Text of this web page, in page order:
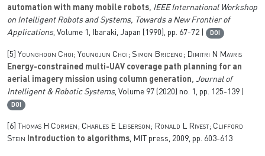
automation with many mobile robots, IEEE International Workshop
on Intelligent Robots and Systems, Towards a New Frontier of
Applications, Volume 1 , Ibaraki, Japan (1990), pp. 67-72 | DOI
[5] Younghoon Choi; Youngjun Choi; Simon Briceno; Dimitri N Mavris
Energy-constrained multi-UAV coverage path planning for an
aerial imagery mission using column generation, Journal of
Intelligent & Robotic Systems, Volume 97 (2020) no. 1, pp. 125-139 |
DOI
[6]
Thomas H Cormen; Charles E Leiserson; Ronald L Rivest; Clifford
Stein Introduction to algorithms, MIT press, 2009, pp. 603-613